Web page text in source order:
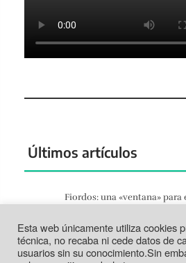
Últimos artículos
Fiordos: una «ventana» para
Tortosa: la vida según el
Jun 21, 2026
Esta web únicamente utiliza cookies
técnica, no recaba ni cede datos de
usuarios sin su conocimiento.Sin